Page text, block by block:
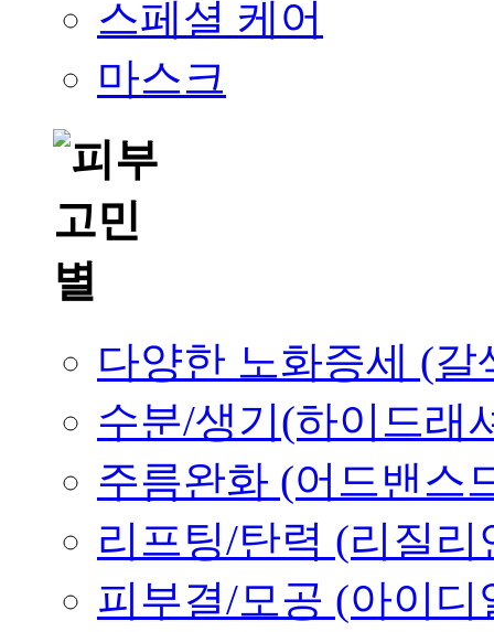
스페셜 케어
마스크
다양한 노화증세 (갈
수분/생기(하이드래
주름완화 (어드밴스
리프팅/탄력 (리질리
피부결/모공 (아이디